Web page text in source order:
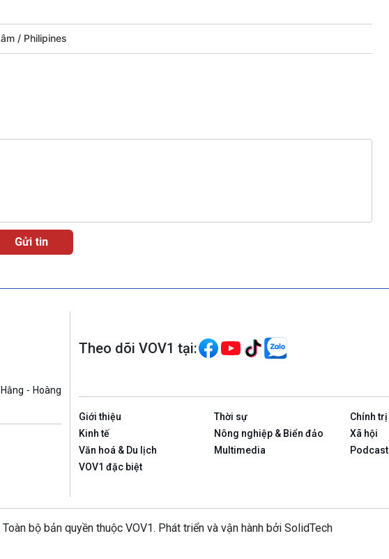
Philipines
- Hoàng
Theo dõi VOV1 tại:
Giới thiệu Thời sự Chính trị
Kinh tế
Nông nghiệp & Biển đảo Xã hội
Văn hoá & Du lịch
Multimedia Podcast
VOV1 đặc biệt
bộ bản quyền thuộc VOV1. Phát triển và vận hành bởi SolidTech